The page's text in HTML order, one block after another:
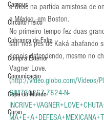
Campus
Circuito Físico
Cobrança de Falta
Compra Exterior
Comunicação
Copa do Mundo
Curso
a dose na partida amistosa de
e México, em Boston.
No primeiro tempo fez duas
sair nos pés de Kaká abafando
depois defendendo, mesmo no
Vagner Love.
(http://video.globo.com/Videos/
GIM730267-7824-N-